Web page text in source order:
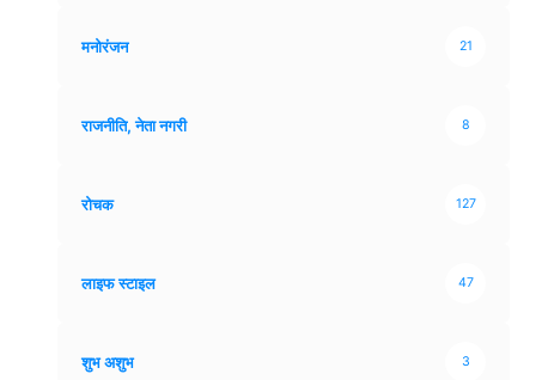
मनोरंजन 21
राजनीति, नेता नगरी 8
रोचक 127
लाइफ स्टाइल 47
शुभ अशुभ 3